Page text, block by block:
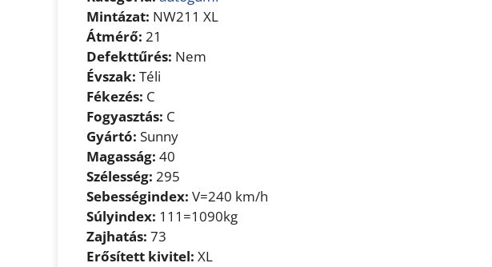
Mintázat: NW211 XL
Átmérő: 21
Defekttűrés: Nem
Évszak: Téli
Fékezés: C
Fogyasztás: C
Gyártó: Sunny
Magasság: 40
Szélesség: 295
Sebességindex: V=240 km/h
Súlyindex: 111=1090kg
Zajhatás: 73
Erősített kivitel: XL